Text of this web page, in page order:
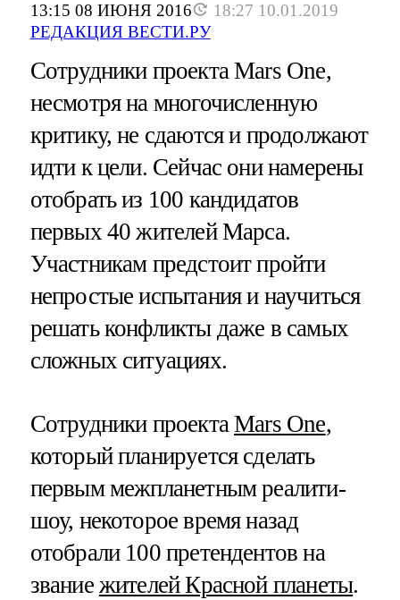
13:15 08 ИЮНЯ 2016
18:27 10.01.2019
РЕДАКЦИЯ ВЕСТИ.РУ
Сотрудники проекта Mars One,
несмотря на многочисленную
критику, не сдаются и продолжают
идти к цели. Сейчас они намерены
отобрать из 100 кандидатов
первых 40 жителей Марса.
Участникам предстоит пройти
непростые испытания и научиться
решать конфликты даже в самых
сложных ситуациях.
Сотрудники проектаMars One,
который планируется сделать
первым межпланетным реалити-
шоу, некоторое время назад
отобрали 100 претендентов на
звание жителей Красной планеты.